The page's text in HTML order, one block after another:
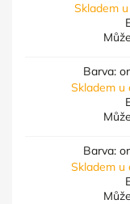
Skladem
Barva:
Skladem u
Barva:
Skladem u